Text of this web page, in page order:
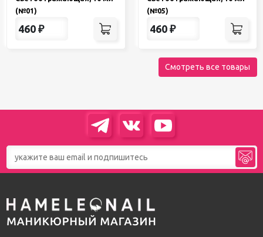
(№01)
460 ₽
(№05)
460 ₽
Смотреть все товары